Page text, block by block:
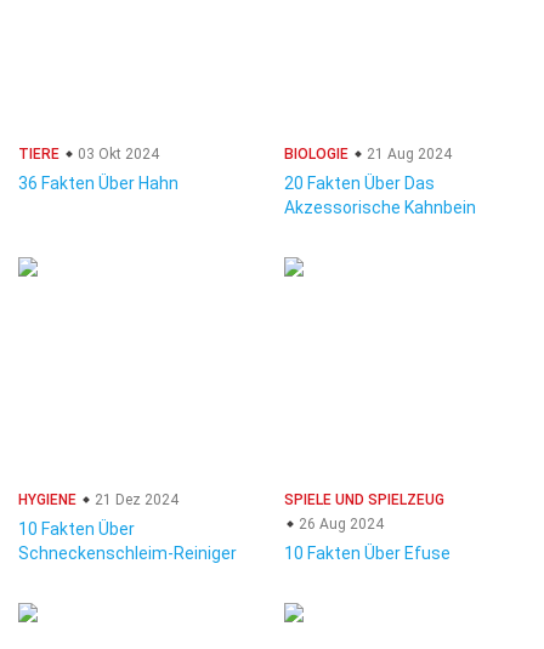
TIERE 03 Okt 2024
36 Fakten Über Hahn
BIOLOGIE 21 Aug 2024
20 Fakten Über Das
Akzessorische Kahnbein
HYGIENE 21 Dez 2024
10 Fakten Über
Schneckenschleim-Reiniger
SPIELE UND SPIELZEUG
26 Aug 2024
10 Fakten Über Efuse